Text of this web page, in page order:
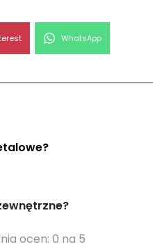
Share
WhatsApp
ocen: 0 na 5